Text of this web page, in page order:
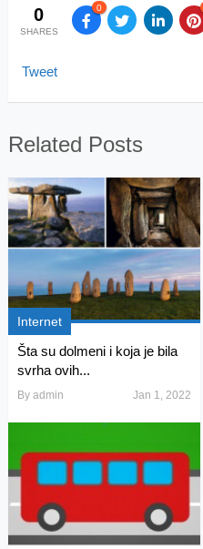
0
SHARES
0
Tweet
Related Posts
Internet
Šta su dolmeni i koja je bila
svrha ovih...
By admin Jan 1, 2022